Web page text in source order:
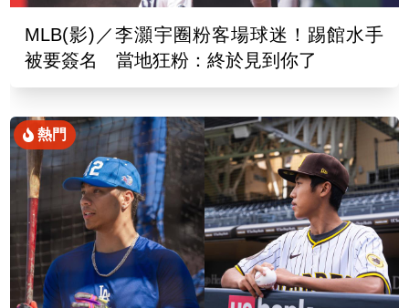
MLB(影)／李灝宇圈粉客場球迷！踢館水手
被要簽名 當地狂粉：終於見到你了
熱門